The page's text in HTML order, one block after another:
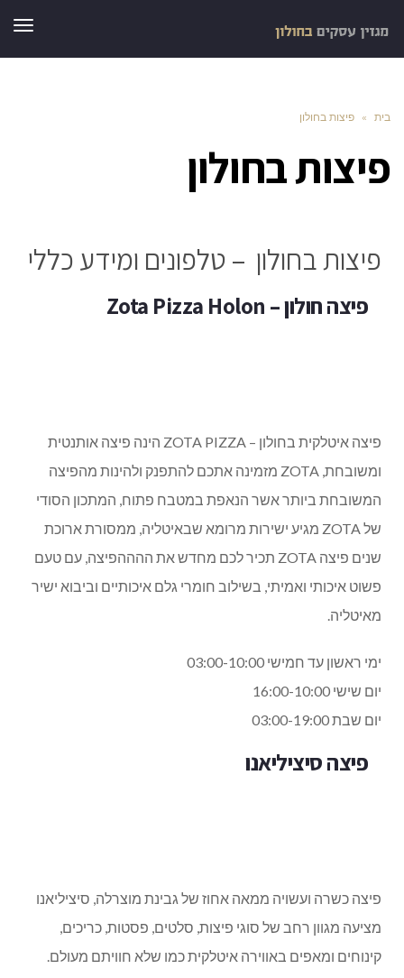
בית » פיצות בחולון
פיצות בחולון
פיצות בחולון – טלפונים ומידע כללי
פיצה חולון – Zota Pizza Holon
פיצה איטלקית בחולון – ZOTA PIZZA הינה פיצה אותנטית
ומשובחת, ZOTA מזמינה אתכם להתפנק ולהינות מהפיצה
המשובחת ביותר אשר הנאפת במטבח פתוח, המתכון הסודי
של ZOTA מגיע ישירות מרומא שבאיטליה, ממסורת ארוכת
שנים פיצה ZOTA תכיר לכם מחדש את ההההפיצה, עם טעם
פשוט איכותי ואמיתי, בשילוב חומרי גלם איכותיים וביבוא ישיר
מאיטליה.
ימי ראשון עד חמישי 03:00-10:00
יום שישי 16:00-10:00
יום שבת03:00-19:00
פיצה סיציליאנו
פיצה כשרה ועשויה ממאה אחוז של גבינת מוצרלה, סיציליאנו
מציעה מגוון רחב של סוגי פיצות, סלטים, פסטות, כריכים,
קינוחים ומאפים באווירה איטלקית כמו שלא חוויתם מעולם.